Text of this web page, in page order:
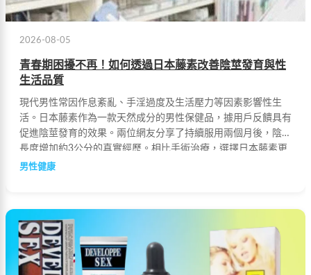
2026-08-05
青春期困擾不再！如何透過日本藤素改善陰莖發育與性
生活品質
現代男性常因作息紊亂、手淫過度及生活壓力等因素影響性生
活。日本藤素作為一款天然成分的男性保健品，據用戶反饋具有
促進陰莖發育的效果。兩位網友分享了持續服用兩個月後，陰莖
長度增加約3公分的真實經歷。相比手術治療，選擇日本藤素更
為安全且費用更低，是改善男性性健康的理想方案。
男性健康